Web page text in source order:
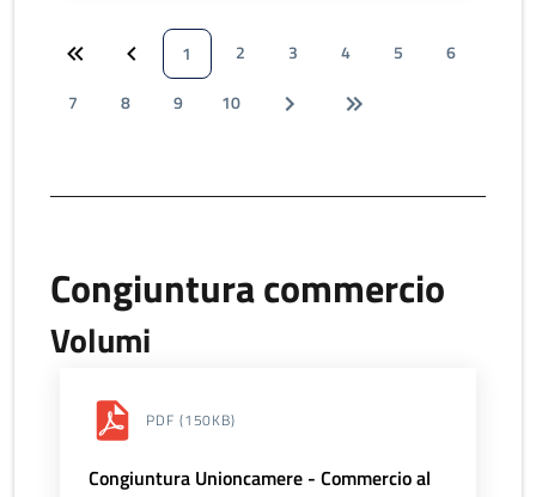
1 2 3 4 5
6
7
8 9 10
Congiuntura commercio
Volumi
PDF (150KB)
Congiuntura Unioncamere - Commercio al